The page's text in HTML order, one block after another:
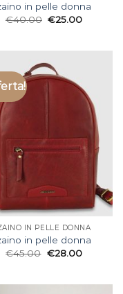
in pelle donna
€40.00 €25.00
IN PELLE DONNA
in pelle donna
€45.00 €28.00